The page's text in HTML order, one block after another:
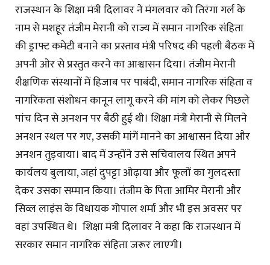
राजस्थान के शिक्षा मंत्री दिलावर ने मंगलवार को तिरंगा गर्ल के
नाम से मशहूर तंजीम मेरानी को राज्य में समान नागरिक संहिता
की ड्राफ्ट कमेटी बनाने का प्रस्ताव मंत्री परिषद की पहली बैठक में
अपनी ओर से प्रस्तुत करने का आश्वासन दिया। तंजीम मेरानी
शैक्षणिक संस्थानों में हिजाब पर पाबंदी, समान नागरिक संहिता व
नागरिकता संशोधन कानून लागू करने की मांग को लेकर पिछले
पांच दिन से अनशन पर बैठी हुई थी। शिक्षा मंत्री मेरानी से मिलने
अनशन स्थल पर गए, उसकी मांगें मानने का आश्वासन दिया और
अनशन तुड़वाया। बाद में उन्होंने उसे सचिवालय स्थित अपने
कार्यलय बुलाया, जहां दुपट्टा ओढ़ाया और फूलों का गुलदस्ता
देकर उसका सम्मान किया। तंजीम के पिता आमिर मेरानी और
सिव्ल लाइंस के विधायक गोपाल शर्मा और भी इस अवसर पर
वहां उपस्थित थे। शिक्षा मंत्री दिलावर ने कहा कि राजस्थान में
सरकार समान नागरिक संहिता जरूर लाएगी।